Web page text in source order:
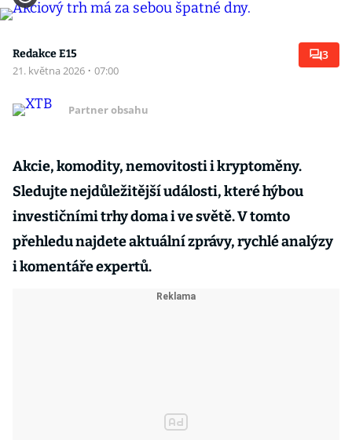
Redakce E15
21. května 2026 · 07:00
3
Partner obsahu
Akcie, komodity, nemovitosti i kryptoměny.
Sledujte nejdůležitější události, které hýbou
investičními trhy doma i ve světě. V tomto
přehledu najdete aktuální zprávy, rychlé analýzy
i komentáře expertů.